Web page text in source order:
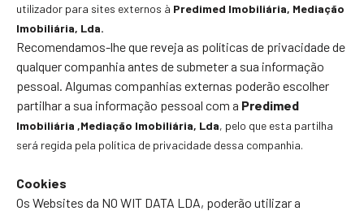
utilizador para sites externos à Predimed Imobiliária, Mediação
Imobiliária, Lda.
Recomendamos-lhe que reveja as políticas de privacidade de
qualquer companhia antes de submeter a sua informação
pessoal. Algumas companhias externas poderão escolher
partilhar a sua informação pessoal com a Predimed
Imobiliária ,Mediação Imobiliária, Lda, pelo que esta partilha
será regida pela política de privacidade dessa companhia.
Cookies
Os Websites da NO WIT DATA LDA, poderão utilizar a